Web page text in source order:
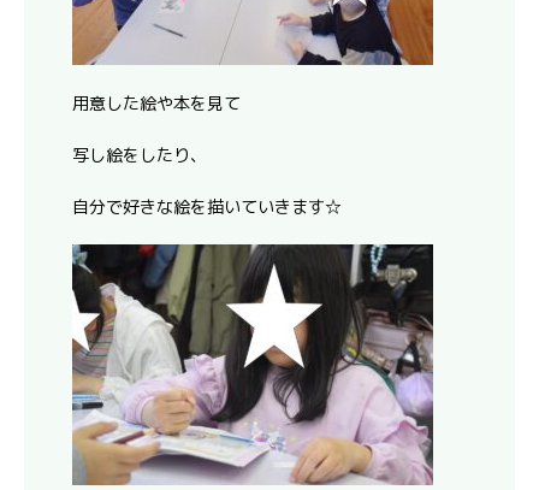
用意した絵や本を見て
写し絵をしたり、
自分で好きな絵を描いていきます☆